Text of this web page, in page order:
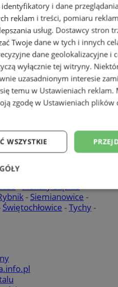
jak odzyskać
Katowice
-Piekary Śląskie-
- Siemianowice -
Świętochłowice -Tychy-
i dane
reklam i treści, pomiaru
usług. Dostawcy stron
Twoje dane w tych i innych
dane geolokalizacyjne i
wyłącznie tej witryny.
uzasadnionym interesie
temu w Ustawieniach reklam.
zgodę w Ustawieniach plików
WSZYSTKIE
Wydajność